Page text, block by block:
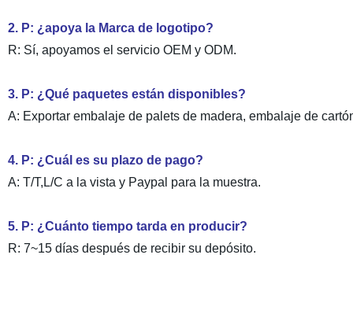
2. P: ¿apoya la Marca de logotipo?
R: Sí, apoyamos el servicio OEM y ODM.
3. P: ¿Qué paquetes están disponibles?
A: Exportar embalaje de palets de madera, embalaje de
4. P: ¿Cuál es su plazo de pago?
A: T/T,L/C a la vista y Paypal para la muestra.
5. P: ¿Cuánto tiempo tarda en producir?
R: 7~15 días después de recibir su depósito.